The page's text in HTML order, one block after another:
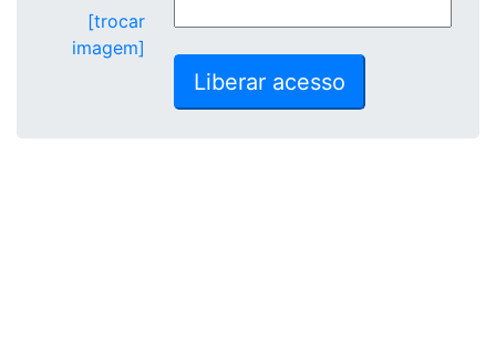
[trocar
imagem]